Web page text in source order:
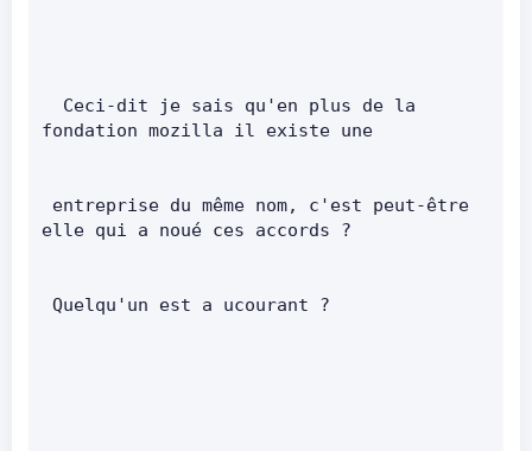
fondation mozilla il existe une
elle qui a noué ces accords ?
Quelqu'un est a ucourant ?